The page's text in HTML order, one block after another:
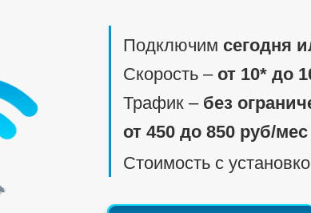
Подключим сегодня
Скорость ‒ от 10* до
Трафик ‒ без
от 450 до 850 руб/мес
Стоимость с